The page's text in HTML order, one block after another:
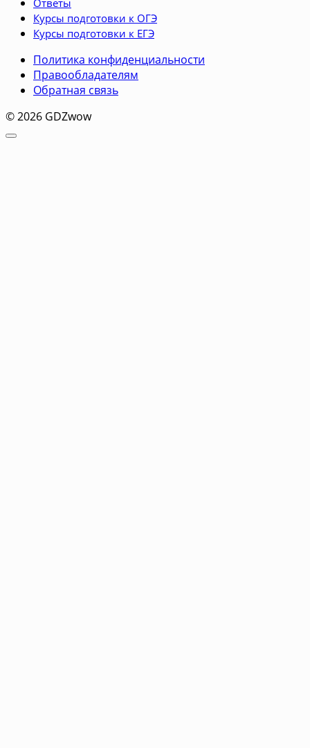
Курсы подготовки к ОГЭ
Курсы подготовки к ЕГЭ
Политика конфиденциальности
Правообладателям
Обратная связь
© 2026 GDZwow